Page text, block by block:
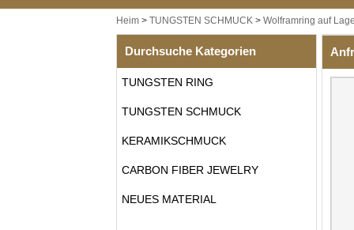
Heim> TUNGSTEN SCHMUCK> Wolframring auf
Durchsuche Kategorien
TUNGSTEN RING
TUNGSTEN SCHMUCK
KERAMIKSCHMUCK
CARBON FIBER JEWELRY
NEUES MATERIAL